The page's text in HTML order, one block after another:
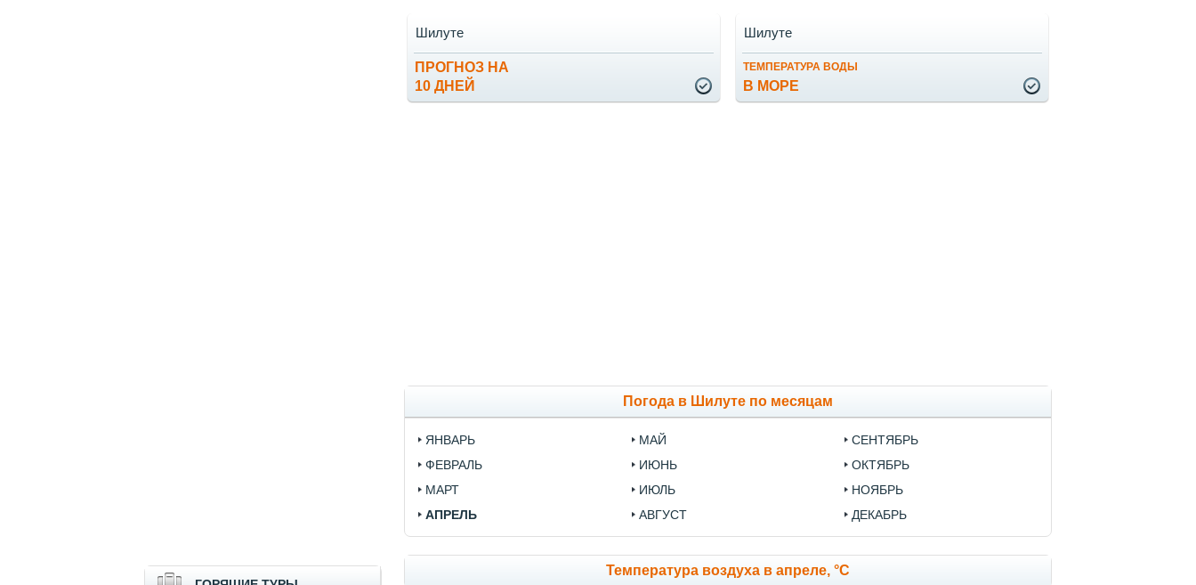
ПРОГНОЗ НА
10 ДНЕЙ
Шилуте
ТЕМПЕРАТУРА ВОДЫ
В МОРЕ
Шилуте
Погода в Шилуте по месяцам
ЯНВАРЬ
ФЕВРАЛЬ
МАРТ
АПРЕЛЬ
МАЙ
ИЮНЬ
ИЮЛЬ
АВГУСТ
СЕНТЯБРЬ
ОКТЯБРЬ
НОЯБРЬ
ДЕКАБРЬ
Температура воздуха в апреле, °C